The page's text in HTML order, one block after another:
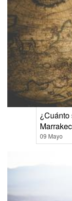
¿Cuánto
09 Mayo